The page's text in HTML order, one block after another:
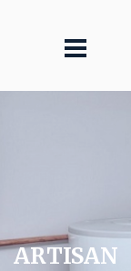
ARTISAN